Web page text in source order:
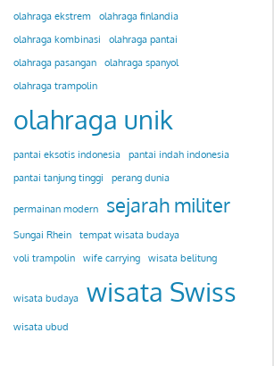
olahraga ekstrem
olahraga finlandia
olahraga kombinasi
olahraga pantai
olahraga pasangan
olahraga spanyol
olahraga trampolin
olahraga unik
pantai eksotis indonesia
pantai indah indonesia
pantai tanjung tinggi
perang dunia
permainan modern sejarah militer
Sungai Rhein
tempat wisata budaya
voli trampolin
wife carrying wisata belitung
wisata budaya wisata Swiss
wisata ubud